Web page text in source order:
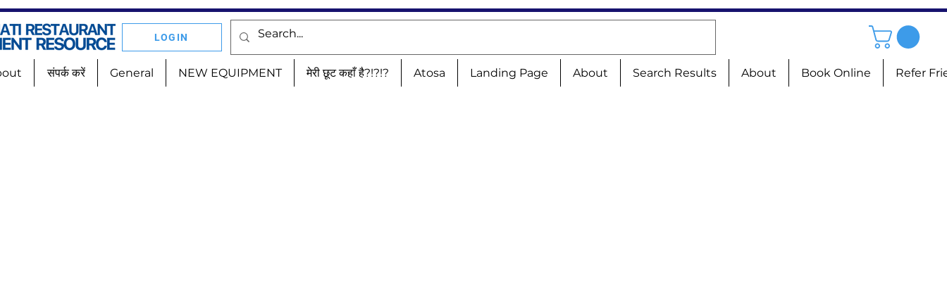
LOGIN
संपर्क करें General NEW EQUIPMENT मेरी छूट कहाँ है?!?!? Atosa Landing Page About Search Results About Book Online Refer